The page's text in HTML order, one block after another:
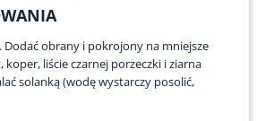
Dodać obrany i pokrojony na mniejsze
koper, liście czarnej porzeczki i ziarna
solanką (wodę wystarczy posolić,